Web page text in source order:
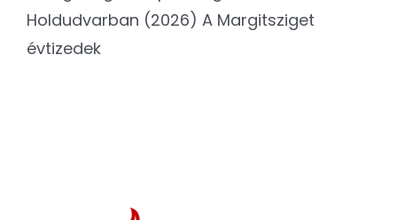
Holdudvarban (2026) A Margitsziget
évtizedek